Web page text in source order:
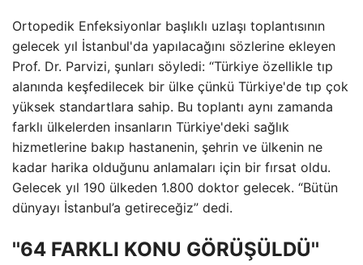
Ortopedik Enfeksiyonlar başlıklı uzlaşı toplantısının
gelecek yıl İstanbul'da yapılacağını sözlerine ekleyen
Prof. Dr. Parvizi, şunları söyledi: “Türkiye özellikle tıp
alanında keşfedilecek bir ülke çünkü Türkiye'de tıp çok
yüksek standartlara sahip. Bu toplantı aynı zamanda
farklı ülkelerden insanların Türkiye'deki sağlık
hizmetlerine bakıp hastanenin, şehrin ve ülkenin ne
kadar harika olduğunu anlamaları için bir fırsat oldu.
Gelecek yıl 190 ülkeden 1.800 doktor gelecek. “Bütün
dünyayı İstanbul’a getireceğiz” dedi.
''64 FARKLI KONU GÖRÜŞÜLDÜ''